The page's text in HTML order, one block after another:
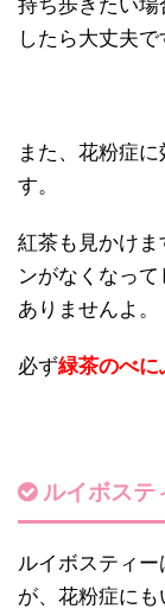
持ち歩きたい
したら大丈夫で
また、花粉症に
す。
紅茶も見かけ
ンがなくなっ
ありませんよ。
必ず緑茶のべに
ルイボステ
ルイボスティー
が、花粉症に